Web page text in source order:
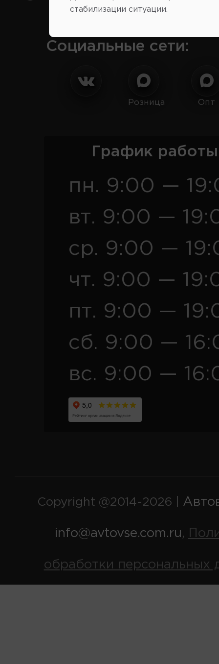
Социальные сети:
Розница Опт
График
пн. 9:00 —
вт. 9:00 —
ср. 9:00 —
чт. 9:00 —
пт. 9:00 —
сб. 9:00 —
вс. 9:00 —
Copyright @2014-2026 |
info@avtovse.com.ru,
обработки персональных
стабилизации ситуации.